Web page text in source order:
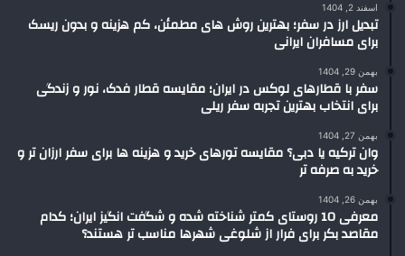
اسفند 2, 1404
تبدیل ارز در سفر؛ بهترین روش های مطمئن، کم هزینه و بدون ریسک
برای مسافران ایرانی
بهمن 29, 1404
سفر با قطارهای لوکس در ایران؛ مقایسه قطار فدک، نور و زندگی
برای انتخاب بهترین تجربه سفر ریلی
بهمن 27, 1404
وان ترکیه یا دبی؟ مقایسه تورهای خرید و هزینه ها برای سفر ارزان تر و
خرید به صرفه تر
بهمن 26, 1404
معرفی 10 روستای کمتر شناخته شده و شگفت انگیز ایران؛ کدام
مقاصد بکر برای فرار از شلوغی شهرها مناسب تر هستند؟